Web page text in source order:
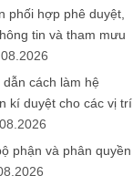
phối hợp phê duyệt,
tin và tham mưu
cách làm hệ
kí duyệt cho các vị trí
phận và phân quyền